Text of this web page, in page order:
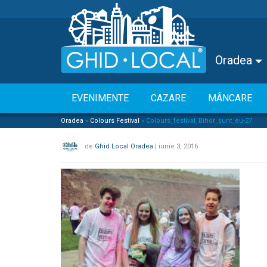
Oradea
EVENIMENTE CAZARE MÂNCARE
Oradea » Colours Festival » Colours_festival_Bihor_sunt_eu-27
de Ghid Local Oradea | iunie 3, 2016